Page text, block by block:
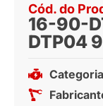
Cód. do
16-90-
DTP04